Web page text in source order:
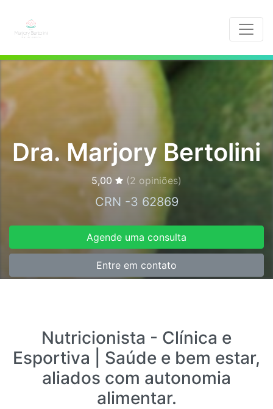
Dra. Marjory Bertolini
5,00 (2 opiniões)
CRN -3 62869
Agende uma consulta
Entre em contato
Nutricionista - Clínica e
Esportiva | Saúde e bem estar,
aliados com autonomia
alimentar.